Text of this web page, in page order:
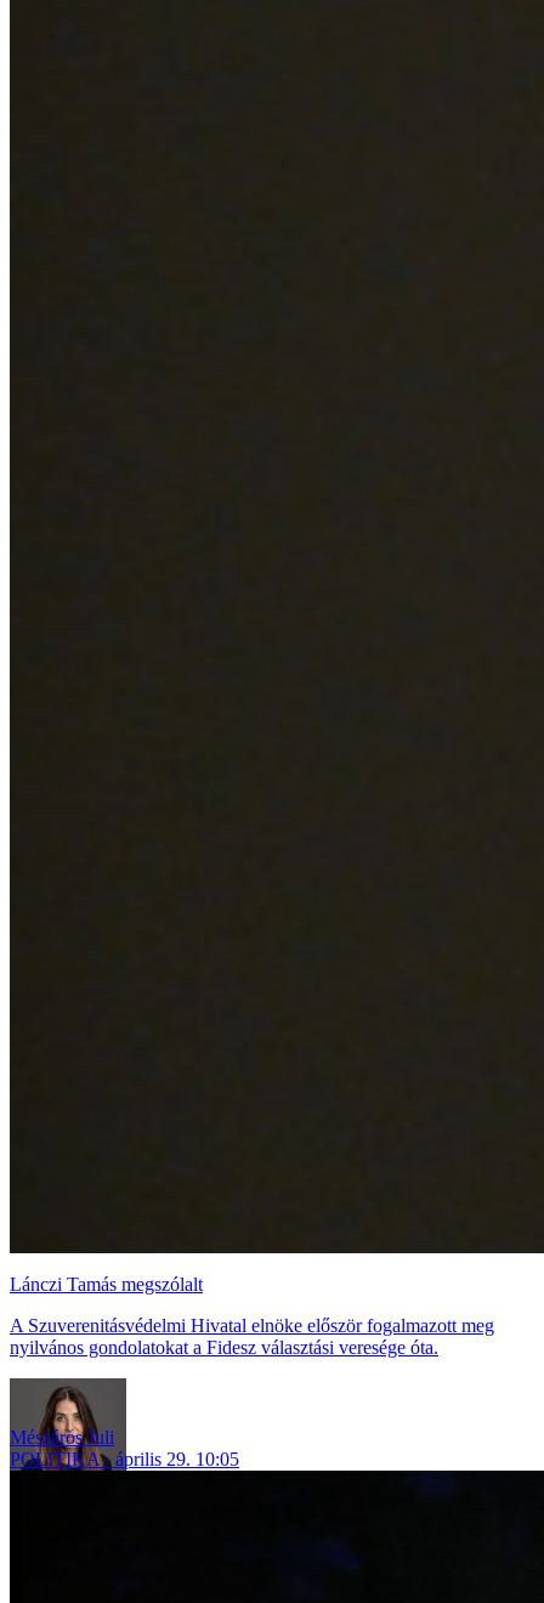
Lánczi Tamás megszólalt
A Szuverenitásvédelmi Hivatal elnöke először fogalmazott meg
nyilvános gondolatokat a Fidesz választási veresége óta.
Mészáros Juli
POLITIKA
április 29. 10:05